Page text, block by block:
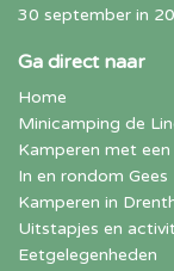
30 september in
Ga direct naar
Home
Minicamping de
Kamperen met
In en rondom Gees
Kamperen in
Uitstapjes en
Eetgelegenheden